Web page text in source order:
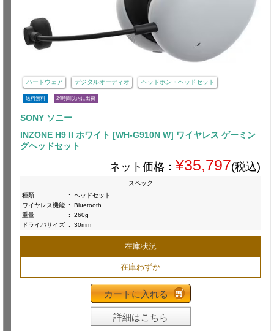
ハードウェア デジタルオーディオ ヘッドホン・ヘッドセット
送料無料 24時間以内に出荷
SONY ソニー
INZONE H9 II ホワイト [WH-G910N W] ワイヤレス ゲーミン
グヘッドセット
ネット価格： ¥35,797(税込)
スペック
種類
:
ヘッドセット
ワイヤレス機能 :
Bluetooth
重量
:
260g
ドライバサイズ : 30mm
在庫状況
在庫わずか
カートに入れる
詳細はこちら